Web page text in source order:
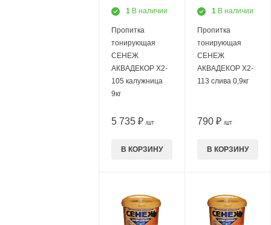
1 В наличии
Пропитка
тонирующая
СЕНЕЖ
АКВАДЕКОР Х2-
105 калужница
9кг
5 735 ₽ /ШТ
В КОРЗИНУ
1 В наличии
Пропитка
тонирующая
СЕНЕЖ
АКВАДЕКОР Х2-
113 слива 0,9кг
790 ₽ /ШТ
В КОРЗИНУ